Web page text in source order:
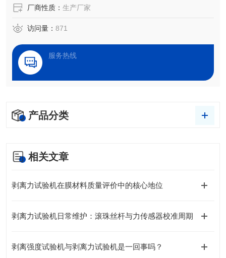
厂商性质： 生产厂家
访问量： 871
服务热线
产品分类
相关文章
剥离力试验机在膜材料质量评价中的核心地位
剥离力试验机日常维护：滚珠丝杆与力传感器校准周期
剥离强度试验机与剥离力试验机是一回事吗？